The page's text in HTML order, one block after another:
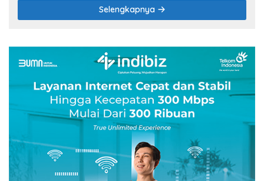
Selengkapnya